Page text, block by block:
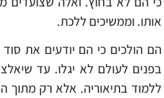
אותו. וממשיכים ללכת.
הם הולכים כי הם יודעים את
בפנים לעולם לא יגלו. עד
ללמוד בתיאוריה. אלא רק מתוך